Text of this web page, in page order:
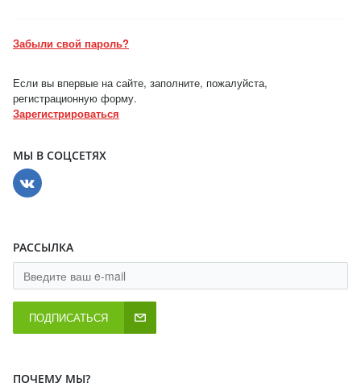
Забыли свой пароль?
Если вы впервые на сайте, заполните, пожалуйста,
регистрационную форму.
Зарегистрироваться
МЫ В СОЦСЕТЯХ
РАССЫЛКА
ПОДПИСАТЬСЯ
ПОЧЕМУ МЫ?